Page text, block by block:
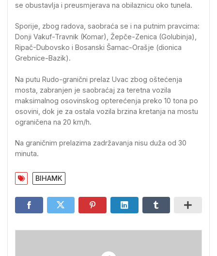
se obustavlja i preusmjerava na obilaznicu oko tunela.
Sporije, zbog radova, saobraća se i na putnim pravcima:
Donji Vakuf-Travnik (Komar), Žepče-Zenica (Golubinja),
Ripač-Dubovsko i Bosanski Šamac-Orašje (dionica
Grebnice-Bazik).
Na putu Rudo-granični prelaz Uvac zbog oštećenja
mosta, zabranjen je saobraćaj za teretna vozila
maksimalnog osovinskog opterećenja preko 10 tona po
osovini, dok je za ostala vozila brzina kretanja na mostu
ograničena na 20 km/h.
Na graničnim prelazima zadržavanja nisu duža od 30
minuta.
BIHAMK